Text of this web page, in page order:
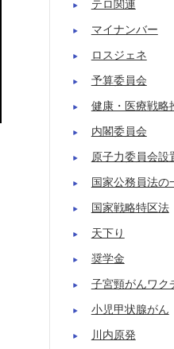
テロ関連
マイナンバー
ロスジェネ
予算委員会
健康・医療戦略
内閣委員会
原子力委員会設
国家公務員法の
国家戦略特区法
天下り
奨学金
子宮頸がんワク
小児甲状腺がん
川内原発